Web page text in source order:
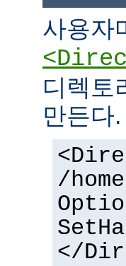
사용자
디렉토
만든다.
/
</